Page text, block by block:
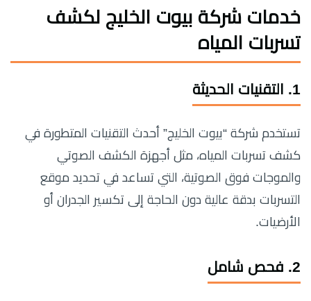
خدمات شركة بيوت الخليج لكشف
تسربات المياه
1. التقنيات الحديثة
تستخدم شركة “بيوت الخليج” أحدث التقنيات المتطورة في
كشف تسربات المياه، مثل أجهزة الكشف الصوتي
والموجات فوق الصوتية، التي تساعد في تحديد موقع
التسربات بدقة عالية دون الحاجة إلى تكسير الجدران أو
الأرضيات.
2. فحص شامل